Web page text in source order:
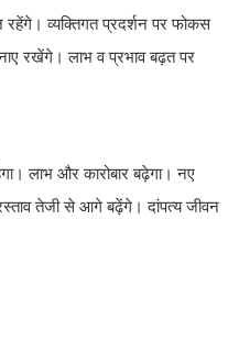
व्यक्तिगत प्रदर्शन पर फोकस
रखेंगे। लाभ व प्रभाव बढ़त पर
लाभ और कारोबार बढ़ेगा। नए
तेजी से आगे बढ़ेंगे। दांपत्य जीवन